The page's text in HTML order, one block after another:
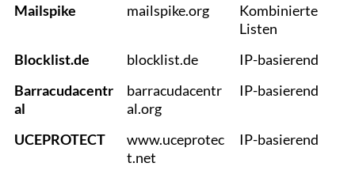
Mailspike
mailspike.org
Kombinierte
Listen
Blocklist.de
blocklist.de
IP-basierend
Barracudacentr
al
barracudacentr
al.org
IP-basierend
UCEPROTECT
www.uceprotec
t.net
IP-basierend